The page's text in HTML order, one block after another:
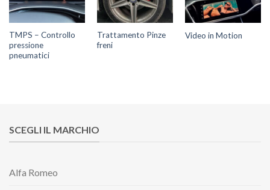
TMPS – Controllo
pressione
pneumatici
Trattamento Pinze
freni
Video in Motion
SCEGLI IL MARCHIO
Alfa Romeo